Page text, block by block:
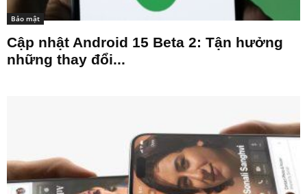
Bảo mật
Cập nhật Android 15 Beta 2: Tận hưởng
những thay đổi...